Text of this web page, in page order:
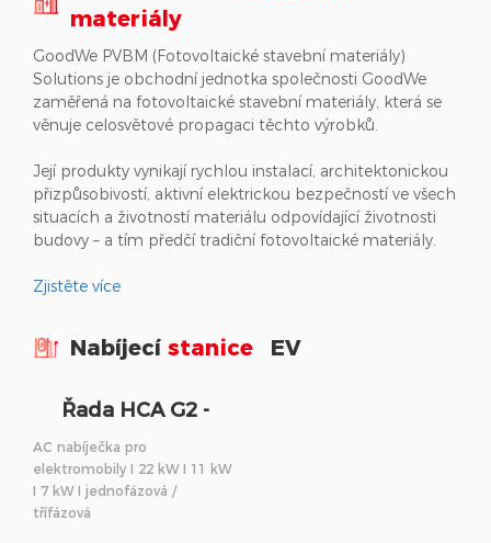
materiály
GoodWe PVBM (Fotovoltaické stavební materiály)
Solutions je obchodní jednotka společnosti GoodWe
zaměřená na fotovoltaické stavební materiály, která se
věnuje celosvětové propagaci těchto výrobků.
Její produkty vynikají rychlou instalací, architektonickou
přizpůsobivostí, aktivní elektrickou bezpečností ve všech
situacích a životností materiálu odpovídající životnosti
budovy – a tím předčí tradiční fotovoltaické materiály.
Zjistěte více
Nabíjecí stanice EV
Řada HCA G2 -
Nabíjecí stanice EV
AC nabíječka pro
elektromobily I 22 kW I 11 kW
I 7 kW I jednofázová /
třífázová